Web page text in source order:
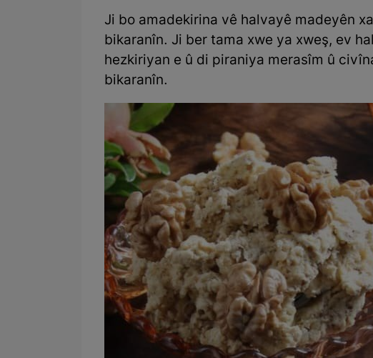
Ji bo amadekirina vê halvayê madeyên
bikaranîn. Ji ber tama xwe ya xweş, ev
hezkiriyan e û di piraniya merasîm û
bikaranîn.